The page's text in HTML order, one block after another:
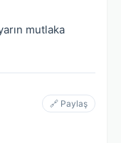
mutlaka
🔗 Paylaş